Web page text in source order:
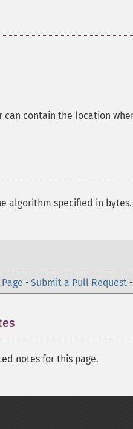
can contain the location
algorithm specified in bytes.
• Submit a Pull Request •
notes for this page.